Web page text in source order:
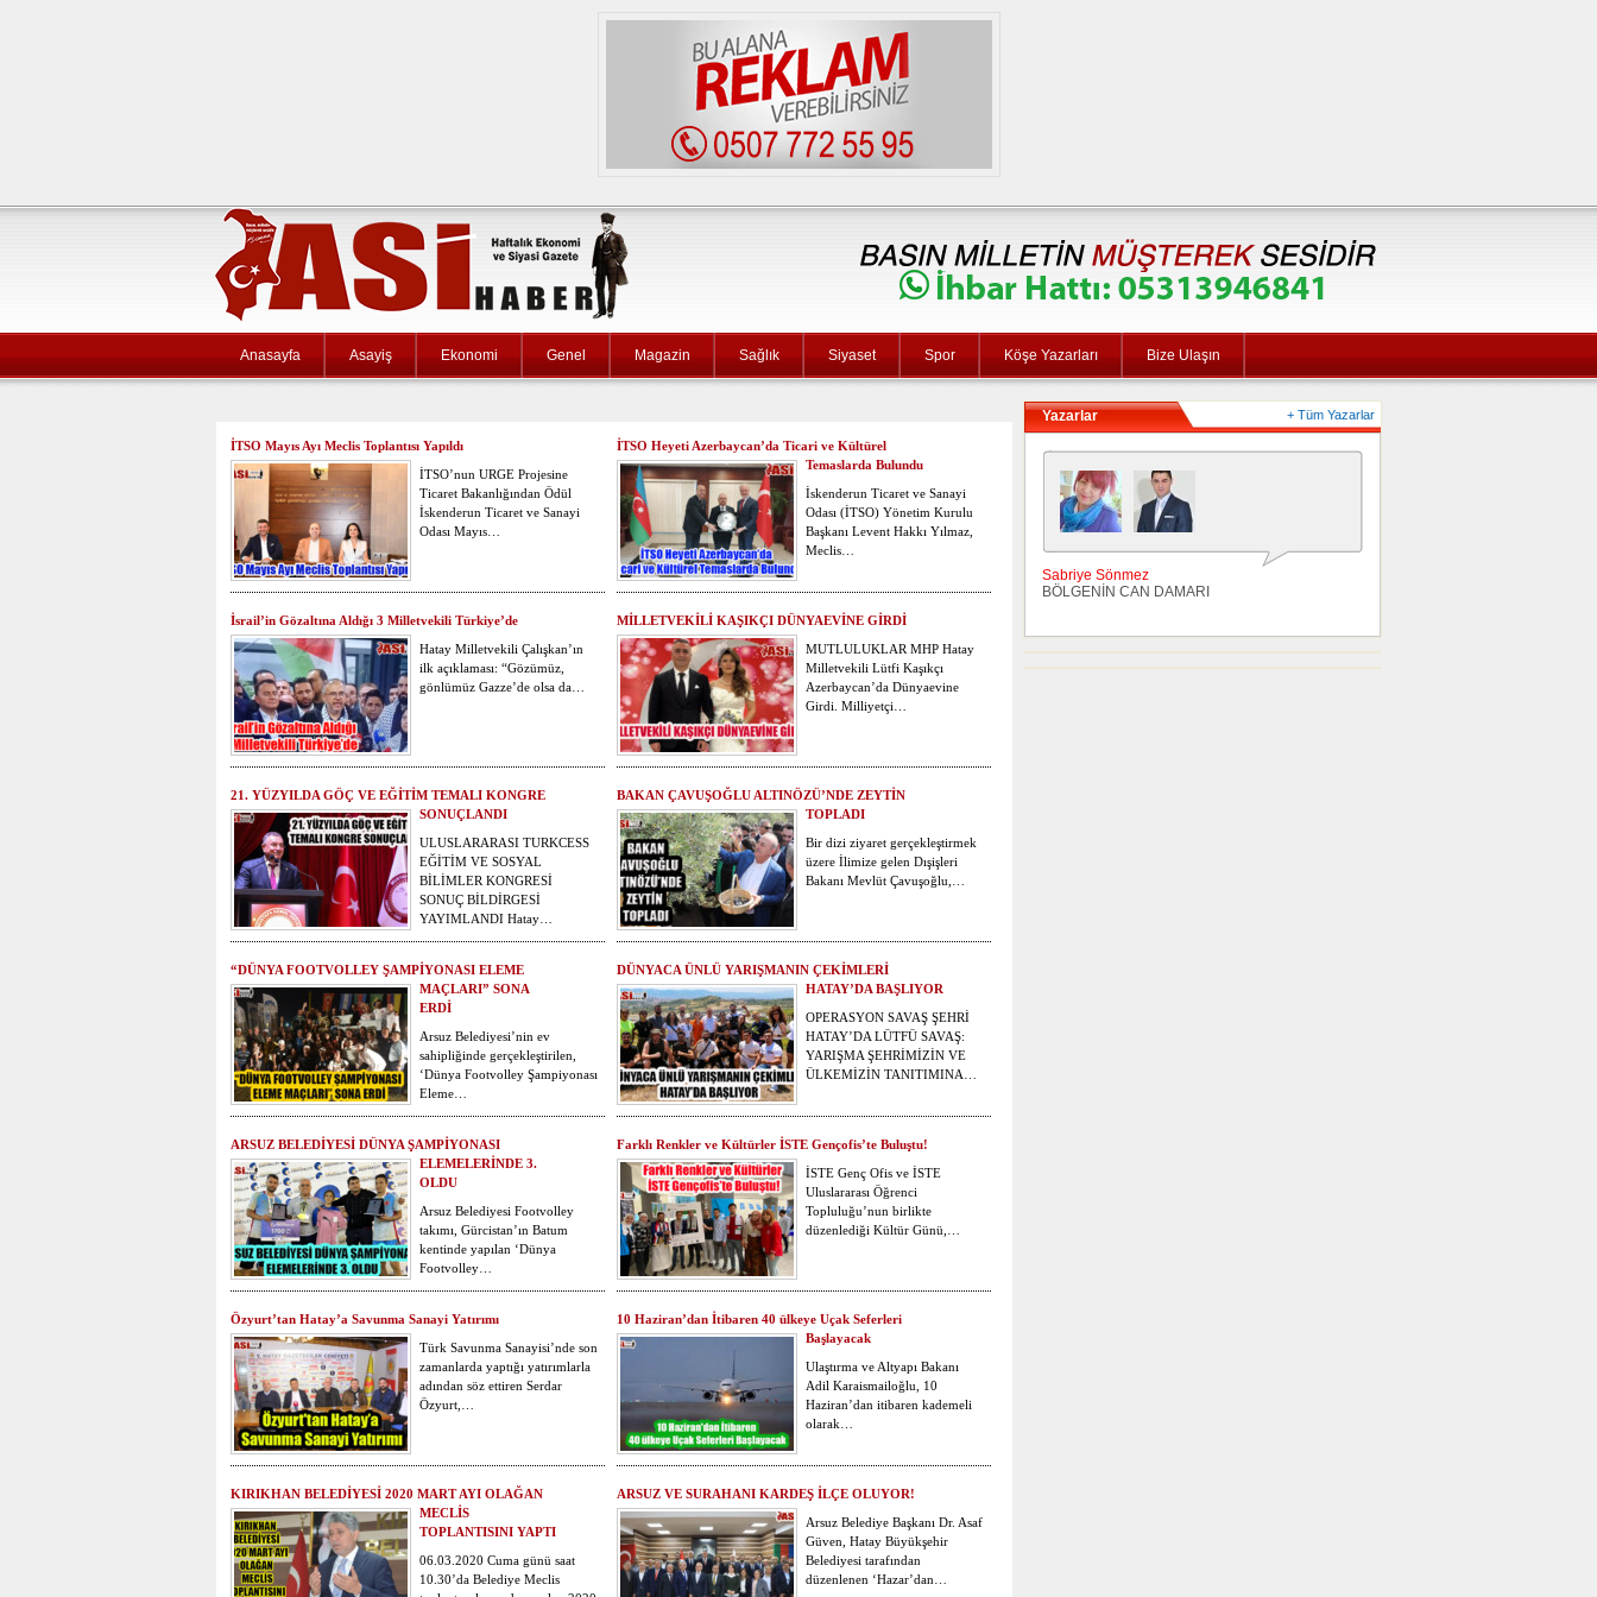
Anasayfa Asayiş Ekonomi Genel Magazin Sağlık Siyaset Spor Köşe Yazarları Bize Ulaşın
İTSO Mayıs Ayı Meclis Toplantısı Yapıldı
İTSO’nun URGE Projesine
Ticaret Bakanlığından Ödül
İskenderun Ticaret ve Sanayi
Odası Mayıs…
İTSO Heyeti Azerbaycan’da Ticari ve Kültürel
Temaslarda Bulundu
İskenderun Ticaret ve Sanayi
Odası (İTSO) Yönetim Kurulu
Başkanı Levent Hakkı Yılmaz,
Meclis…
İsrail’in Gözaltına Aldığı 3 Milletvekili Türkiye’de
Hatay Milletvekili Çalışkan’ın
ilk açıklaması: “Gözümüz,
gönlümüz Gazze’de olsa da…
MİLLETVEKİLİ KAŞIKÇI DÜNYAEVİNE GİRDİ
MUTLULUKLAR MHP Hatay
Milletvekili Lütfi Kaşıkçı
Azerbaycan’da Dünyaevine
Girdi. Milliyetçi…
21. YÜZYILDA GÖÇ VE EĞİTİM TEMALI KONGRE
SONUÇLANDI
ULUSLARARASI TURKCESS
EĞİTİM VE SOSYAL
BİLİMLER KONGRESİ
SONUÇ BİLDİRGESİ
YAYIMLANDI Hatay…
BAKAN ÇAVUŞOĞLU ALTINÖZÜ’NDE ZEYTİN
TOPLADI
Bir dizi ziyaret gerçekleştirmek
üzere İlimize gelen Dışişleri
Bakanı Mevlüt Çavuşoğlu,…
“DÜNYA FOOTVOLLEY ŞAMPİYONASI ELEME
MAÇLARI” SONA
ERDİ
Arsuz Belediyesi’nin ev
sahipliğinde gerçekleştirilen,
‘Dünya Footvolley Şampiyonası
Eleme…
DÜNYACA ÜNLÜ YARIŞMANIN ÇEKİMLERİ
HATAY’DA BAŞLIYOR
OPERASYON SAVAŞ ŞEHRİ
HATAY’DA LÜTFÜ SAVAŞ:
YARIŞMA ŞEHRİMİZİN VE
ÜLKEMİZİN TANITIMINA…
ARSUZ BELEDİYESİ DÜNYA ŞAMPİYONASI
ELEMELERİNDE 3.
OLDU
Arsuz Belediyesi Footvolley
takımı, Gürcistan’ın Batum
kentinde yapılan ‘Dünya
Footvolley…
Farklı Renkler ve Kültürler İSTE Gençofis’te Buluştu!
İSTE Genç Ofis ve İSTE
Uluslararası Öğrenci
Topluluğu’nun birlikte
düzenlediği Kültür Günü,…
Özyurt’tan Hatay’a Savunma Sanayi Yatırımı
Türk Savunma Sanayisi’nde son
zamanlarda yaptığı yatırımlarla
adından söz ettiren Serdar
Özyurt,…
10 Haziran’dan İtibaren 40 ülkeye Uçak Seferleri
Başlayacak
Ulaştırma ve Altyapı Bakanı
Adil Karaismailoğlu, 10
Haziran’dan itibaren kademeli
olarak…
KIRIKHAN BELEDİYESİ 2020 MART AYI OLAĞAN
MECLİS
TOPLANTISINI YAPTI
06.03.2020 Cuma günü saat
10.30’da Belediye Meclis
ARSUZ VE SURAHANI KARDEŞ İLÇE OLUYOR!
Arsuz Belediye Başkanı Dr. Asaf
Güven, Hatay Büyükşehir
Belediyesi tarafından
düzenlenen ‘Hazar’dan…
Yazarlar + Tüm Yazarlar
Sabriye Sönmez
BÖLGENİN CAN DAMARI